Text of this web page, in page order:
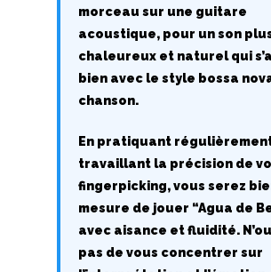
morceau sur une guitare
acoustique, pour un son
chaleureux et naturel qui
bien avec le style bossa
chanson.
En pratiquant
travaillant la précision de
fingerpicking, vous serez
mesure de jouer “Agua de
avec aisance et fluidité.
pas de vous concentrer sur
V
W
Y
Z
Top